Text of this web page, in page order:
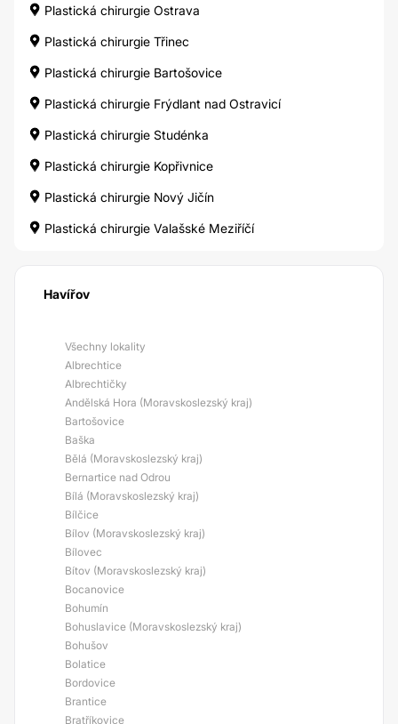
Plastická chirurgie Ostrava
Plastická chirurgie Třinec
Plastická chirurgie Bartošovice
Plastická chirurgie Frýdlant nad Ostravicí
Plastická chirurgie Studénka
Plastická chirurgie Kopřivnice
Plastická chirurgie Nový Jičín
Plastická chirurgie Valašské Meziříčí
Havířov
Všechny lokality
Albrechtice
Albrechtičky
Andělská Hora (Moravskoslezský kraj)
Bartošovice
Baška
Bělá (Moravskoslezský kraj)
Bernartice nad Odrou
Bílá (Moravskoslezský kraj)
Bílčice
Bílov (Moravskoslezský kraj)
Bílovec
Bítov (Moravskoslezský kraj)
Bocanovice
Bohumín
Bohuslavice (Moravskoslezský kraj)
Bohušov
Bolatice
Bordovice
Brantice
Bratříkovice